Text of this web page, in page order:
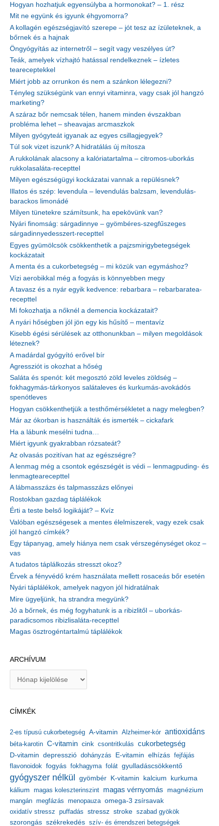
Hogyan hozhatjuk egyensúlyba a hormonokat? – 1. rész
Mit ne együnk és igyunk éhgyomorra?
A kollagén egészségjavító szerepe – jót tesz az ízületeknek, a
bőrnek és a hajnak
Öngyógyítás az internetről – segít vagy veszélyes út?
Teák, amelyek vízhajtó hatással rendelkeznek – ízletes
teareceptekkel
Miért jobb az orrunkon és nem a szánkon lélegezni?
Tényleg szükségünk van ennyi vitaminra, vagy csak jól hangzó
marketing?
A száraz bőr nemcsak télen, hanem minden évszakban
probléma lehet – sheavajas arcmaszkok
Milyen gyógyteát igyanak az egyes csillagjegyek?
Túl sok vizet iszunk? A hidratálás új mítosza
A rukkolának alacsony a kalóriatartalma – citromos-uborkás
rukkolasaláta-recepttel
Milyen egészségügyi kockázatai vannak a repülésnek?
Illatos és szép: levendula – levendulás balzsam, levendulás-
barackos limonádé
Milyen tünetekre számítsunk, ha epekövünk van?
Nyári finomság: sárgadinnye – gyömbéres-szegfűszeges
sárgadinnyedesszert-recepttel
Egyes gyümölcsök csökkenthetik a pajzsmirigybetegségek
kockázatait
A menta és a cukorbetegség – mi közük van egymáshoz?
Vízi aerobikkal még a fogyás is könnyebben megy
A tavasz és a nyár egyik kedvence: rebarbara – rebarbaratea-
recepttel
Mi fokozhatja a nőknél a demencia kockázatait?
A nyári hőségben jól jön egy kis hűsítő – mentavíz
Kisebb égési sérülések az otthonunkban – milyen megoldások
léteznek?
A madárdal gyógyító erővel bír
Agressziót is okozhat a hőség
Saláta és spenót: két megosztó zöld leveles zöldség –
fokhagymás-tárkonyos salátaleves és kurkumás-avokádós
spenótleves
Hogyan csökkenthetjük a testhőmérsékletet a nagy melegben?
Már az ókorban is használták és ismerték – cickafark
Ha a lábunk mesélni tudna…
Miért igyunk gyakrabban rózsateát?
Az olvasás pozitívan hat az egészségre?
A lenmag még a csontok egészségét is védi – lenmagpuding- és
lenmagtearecepttel
A lábmasszázs és talpmasszázs előnyei
Rostokban gazdag táplálékok
Érti a teste belső logikáját? – Kvíz
Valóban egészségesek a mentes élelmiszerek, vagy ezek csak
jól hangzó címkék?
Egy tápanyag, amely hiánya nem csak vérszegénységet okoz –
vas
A tudatos táplálkozás stresszt okoz?
Érvek a fényvédő krém használata mellett rosaceás bőr esetén
Nyári táplálékok, amelyek nagyon jól hidratálnak
Mire ügyeljünk, ha strandra megyünk?
Jó a bőrnek, és még fogyhatunk is a ribizlitől – uborkás-
paradicsomos ribizlisaláta-recepttel
Magas ösztrogéntartalmú táplálékok
ARCHÍVUM
í
u
m
CÍMKÉK
2-es típusú cukorbetegség A-vitamin Alzheimer-kór antioxidáns
béta-karotin C-vitamin cink csontritkulás cukorbetegség
D-vitamin depresszió dohányzás E-vitamin elhízás fejfájás
flavonoidok fogyás fokhagyma folát gyulladáscsökkentő
gyógyszer nélkül gyömbér K-vitamin kalcium kurkuma
kálium magas koleszterinszint magas vérnyomás magnézium
mangán megfázás menopauza omega-3 zsírsavak
oxidatív stressz puffadás stressz stroke szabad gyökök
szorongás székrekedés szív- és érrendszeri betegségek